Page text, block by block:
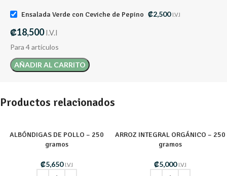
Ensalada Verde con Ceviche de Pepino ₡2,500 I.V.I
₡18,500 I.V.I
Para 4 artículos
AÑADIR AL CARRITO
Productos relacionados
ALBÓNDIGAS DE POLLO – 250
gramos
₡5,650 I.V.I
ARROZ INTEGRAL ORGÁNICO – 250
gramos
₡5,000 I.V.I